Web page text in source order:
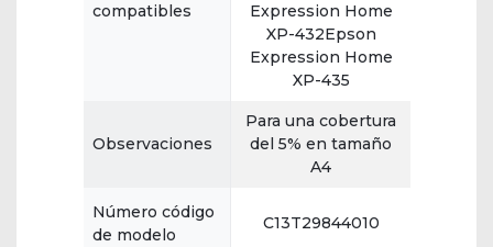
compatibles
Expression Home
XP-432Epson
Expression Home
XP-435
Observaciones
Para una cobertura
del 5% en tamaño
A4
Número código
de modelo
C13T29844010